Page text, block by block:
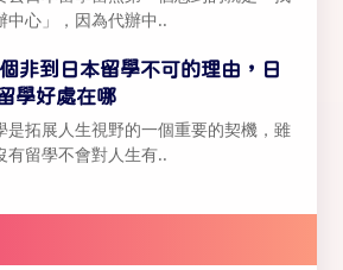
中心」，因為代辦中..
非到日本留學不可的理由，日
學好處在哪
是拓展人生視野的一個重要的契機，雖
有留學不會對人生有..